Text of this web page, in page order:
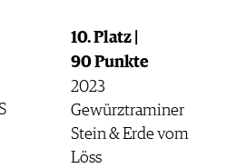
10. Platz |
90 Punkte
2023
Gewürztraminer
Stein & Erde vom
Löss